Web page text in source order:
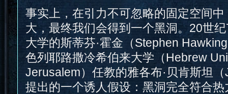
事实上，在引力不可忽略的固定空间
大，最终我们会得到一个黑洞。20世
大学的斯蒂芬·霍金（Stephen
色列耶路撒冷希伯来大学（Hebrew
Jerusalem）任教的雅各布·贝肯斯坦
提出的一个诱人假设：黑洞完全符合